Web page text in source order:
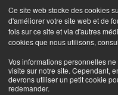
Ce site web stocke des cookies
d'améliorer votre site web et de
fois sur ce site et via d'autres
cookies que nous utilisons,
Vos informations personnelles
visite sur notre site. Cependant,
devrons utiliser un petit cookie
redemander.
Blog produit